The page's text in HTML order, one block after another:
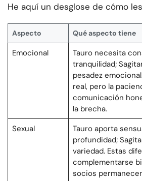
He aquí un desglose de cómo
Aspecto Qué aspecto tiene
Emocional
Tauro necesita
tranquilidad;
pesadez
real, pero la
comunicación
la brecha.
Sexual
Tauro aporta
profundidad;
variedad. Estas
complementarse
socios